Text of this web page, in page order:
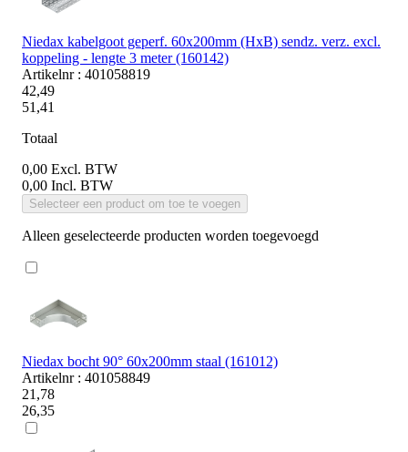
Niedax kabelgoot geperf. 60x200mm (HxB) sendz. verz. excl.
koppeling - lengte 3 meter (160142)
Artikelnr : 401058819
42,49
51,41
Totaal
0,00 Excl. BTW
0,00 Incl. BTW
Selecteer een product om toe te voegen
Alleen geselecteerde producten worden toegevoegd
Niedax bocht 90° 60x200mm staal (161012)
Artikelnr : 401058849
21,78
26,35